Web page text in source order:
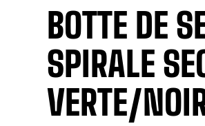
BOTTE DE
SPIRALE
VERTE/